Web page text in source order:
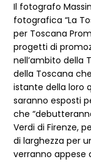
Il fotografo
fotografica “La
per Toscana
progetti di
nell’ambito della
della Toscana
istante della loro
saranno esposti
che
Verdi di Firenze,
di larghezza per
verranno appese